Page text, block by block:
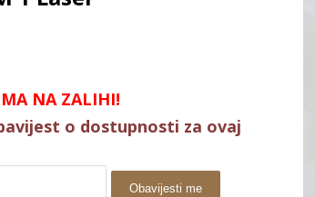
NA ZALIHI!
o dostupnosti za ovaj
Obavijesti me